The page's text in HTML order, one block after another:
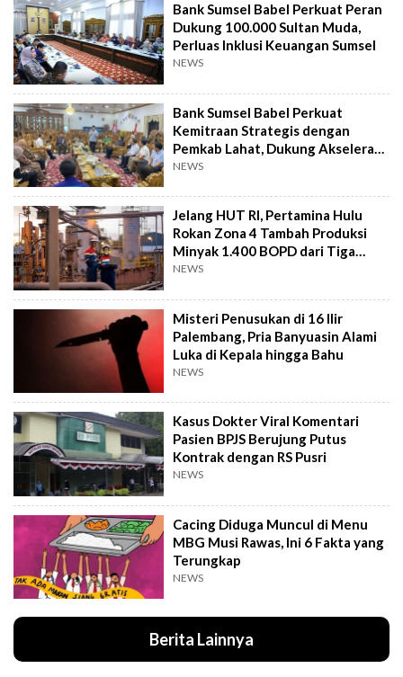
Bank Sumsel Babel Perkuat Peran
Dukung 100.000 Sultan Muda,
Perluas Inklusi Keuangan Sumsel
NEWS
Bank Sumsel Babel Perkuat
Kemitraan Strategis dengan
Pemkab Lahat, Dukung Akselerasi
Ekonomi Daerah
NEWS
Jelang HUT RI, Pertamina Hulu
Rokan Zona 4 Tambah Produksi
Minyak 1.400 BOPD dari Tiga
Sumur Baru
NEWS
Misteri Penusukan di 16 Ilir
Palembang, Pria Banyuasin Alami
Luka di Kepala hingga Bahu
NEWS
Kasus Dokter Viral Komentari
Pasien BPJS Berujung Putus
Kontrak dengan RS Pusri
NEWS
Cacing Diduga Muncul di Menu
MBG Musi Rawas, Ini 6 Fakta yang
Terungkap
NEWS
Berita Lainnya